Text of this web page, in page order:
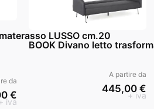
LUSSO cm.20
da
€
iva
BOOK Divano letto
A partire da
445,00 €
+ iva